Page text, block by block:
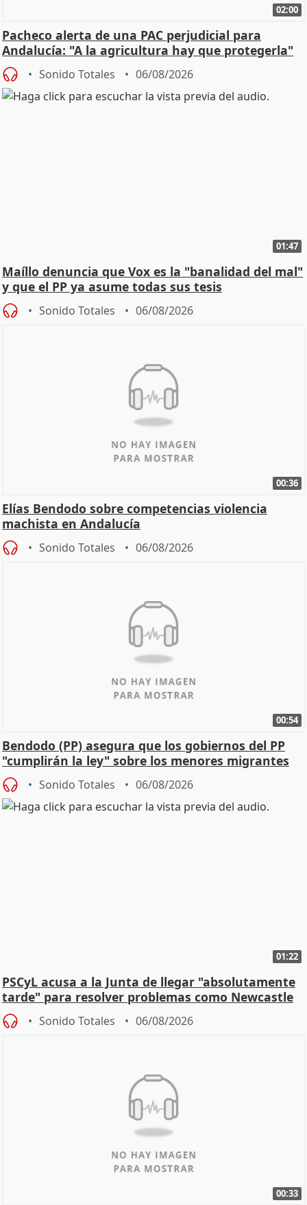
02:00
Pacheco alerta de una PAC perjudicial para
Andalucía: "A la agricultura hay que protegerla"
Sonido Totales 06/08/2026
01:47
Maíllo denuncia que Vox es la "banalidad del mal"
y que el PP ya asume todas sus tesis
Sonido Totales 06/08/2026
00:36
Elías Bendodo sobre competencias violencia
machista en Andalucía
Sonido Totales 06/08/2026
00:54
Bendodo (PP) asegura que los gobiernos del PP
"cumplirán la ley" sobre los menores migrantes
Sonido Totales 06/08/2026
01:22
PSCyL acusa a la Junta de llegar "absolutamente
tarde" para resolver problemas como Newcastle
Sonido Totales 06/08/2026
00:33